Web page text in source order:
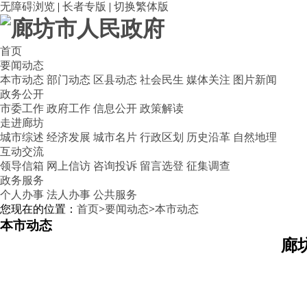
无障碍浏览 | 长者专版 | 切换繁体版
首页
要闻动态
本市动态 部门动态 区县动态 社会民生 媒体关注 图片新闻
政务公开
市委工作 政府工作 信息公开 政策解读
走进廊坊
城市综述 经济发展 城市名片 行政区划 历史沿革 自然地理
互动交流
领导信箱 网上信访 咨询投诉 留言选登 征集调查
政务服务
个人办事 法人办事 公共服务
您现在的位置： 首页>要闻动态>本市动态
本市动态
廊